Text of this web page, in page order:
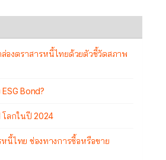
องตราสารหนี้ไทยด้วยตัวชี้วัดสภาพ
Bond?
โลกในปี 2024
นี้ไทย ช่องทางการซื้อหรือขาย